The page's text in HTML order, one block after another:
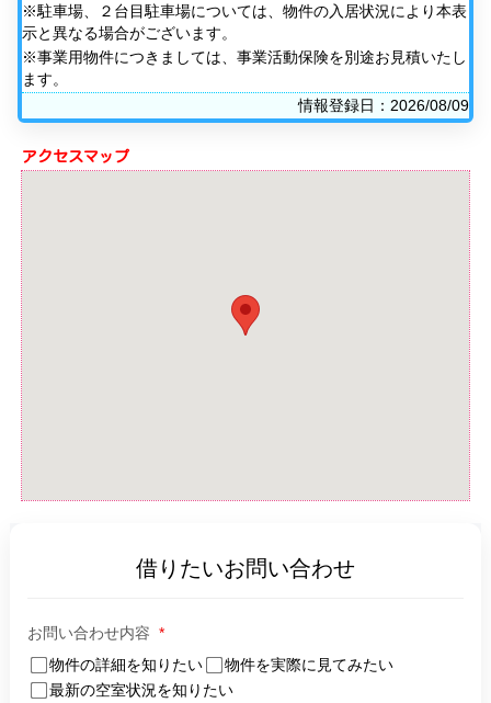
※駐車場、２台目駐車場については、物件の入居状況により本表
示と異なる場合がございます。
※事業用物件につきましては、事業活動保険を別途お見積いたし
ます。
情報登録日：2026/08/09
アクセスマップ
借りたいお問い合わせ
お問い合わせ内容 *
物件の詳細を知りたい
物件を実際に見てみたい
最新の空室状況を知りたい